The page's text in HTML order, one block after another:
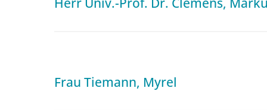
Frau Tiemann, Myrel